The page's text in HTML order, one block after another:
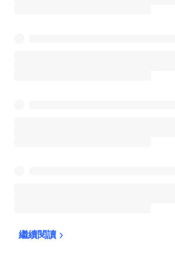
繼續閱讀